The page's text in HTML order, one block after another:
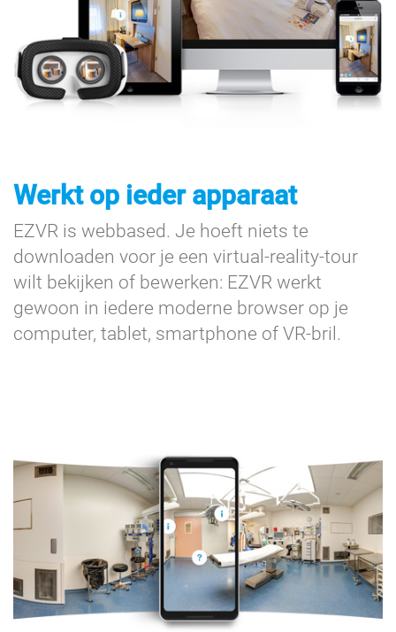
Werkt op ieder apparaat
EZVR is webbased. Je hoeft niets te
downloaden voor je een virtual-reality-tour
wilt bekijken of bewerken: EZVR werkt
gewoon in iedere moderne browser op je
computer, tablet, smartphone of VR-bril.